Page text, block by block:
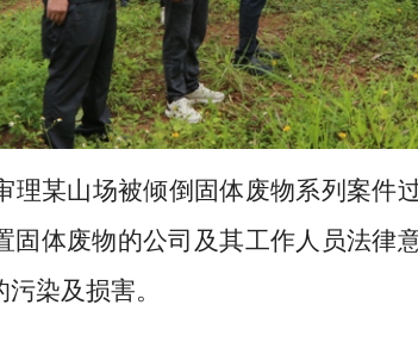
理某山场被倾倒固体废物系列案件
固体废物的公司及其工作人员法律
染及损害。